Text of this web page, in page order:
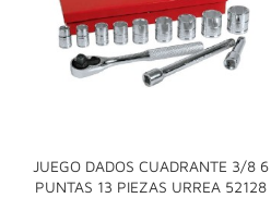
JUEGO DADOS CUADRANTE 3/8 6
PUNTAS 13 PIEZAS URREA 52128
